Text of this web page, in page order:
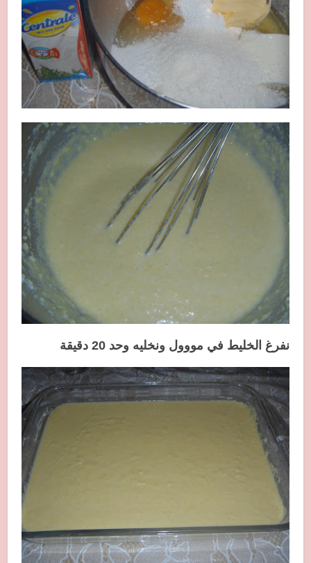
نفرغ الخليط في مووول ونخليه وحد 20 دقيقة